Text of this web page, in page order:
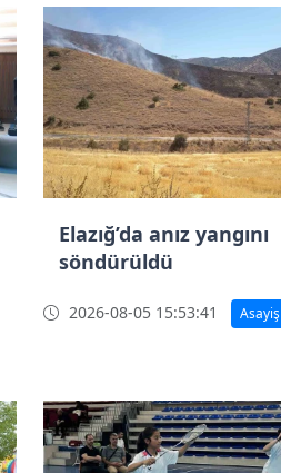
Elazığ’da anız yangını
söndürüldü
2026-08-05 15:53:41 Asayiş